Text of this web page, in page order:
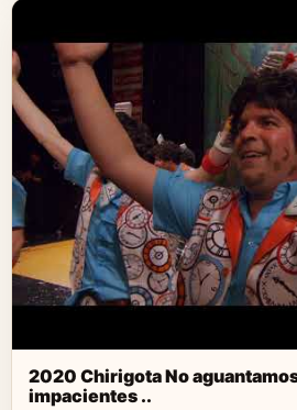
2020 Chirigota No
impacientes ..